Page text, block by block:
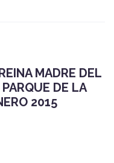
MADRE DEL
DE LA
2015